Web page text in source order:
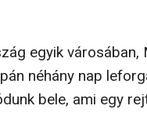
egyik városában,
néhány nap
bele, ami egy